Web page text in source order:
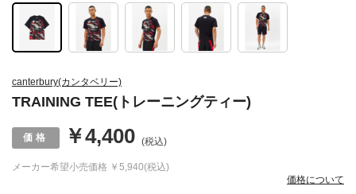
canterbury(カンタベリー)
TRAINING TEE(トレーニングティー)
メーカー希望小売価格 ￥5,940(税込)
￥4,400 (税込)
価格について